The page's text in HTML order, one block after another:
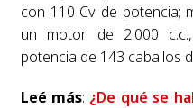
con 110 Cv de potencia;
un motor de 2.000
potencia de 143 caballos
Leé más: ¿De qué se